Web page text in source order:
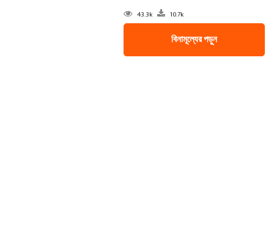
43.3k 10.7k
বিনামূল্যের পড়ুন